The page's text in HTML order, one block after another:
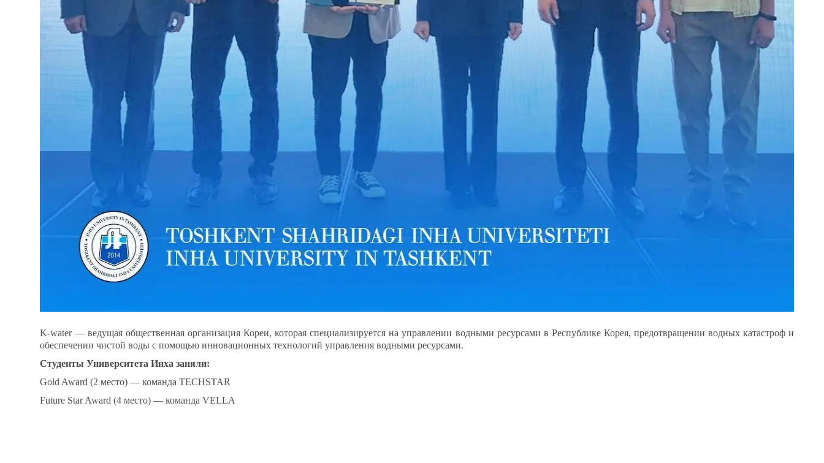
K-water — ведущая общественная организация Кореи, которая специализируется на управлении водными ресурсами в Республике Корея, предотвращении водных катастроф и
обеспечении чистой воды с помощью инновационных технологий управления водными ресурсами.
Студенты Университета Инха заняли:
Gold Award (2 место) — команда TECHSTAR
Future Star Award (4 место) — команда VELLA